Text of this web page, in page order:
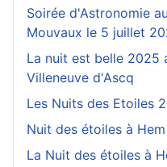
Soirée d'Astronomie
Mouvaux le 5 juillet
La nuit est belle 2025
Villeneuve d'Ascq
Les Nuits des Etoiles
Nuit des étoiles à
La Nuit des étoiles à